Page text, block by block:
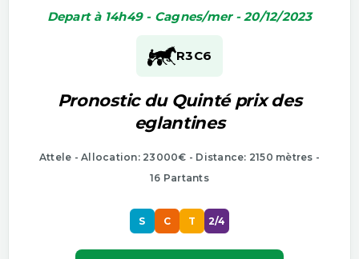
Depart à 14h49 - Cagnes/mer - 20/12/2023
R3C6
Pronostic du Quinté prix des
eglantines
Attele - Allocation: 23000€ - Distance: 2150 mètres -
16 Partants
S C T 2/4